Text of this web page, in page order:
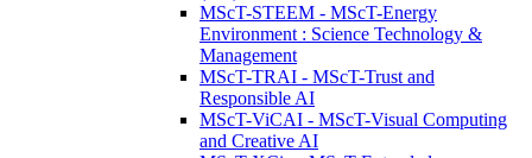
MScT-STEEM - MScT-Energy
Environment : Science Technology &
Management
MScT-TRAI - MScT-Trust and
Responsible AI
MScT-ViCAI - MScT-Visual Computing
and Creative AI